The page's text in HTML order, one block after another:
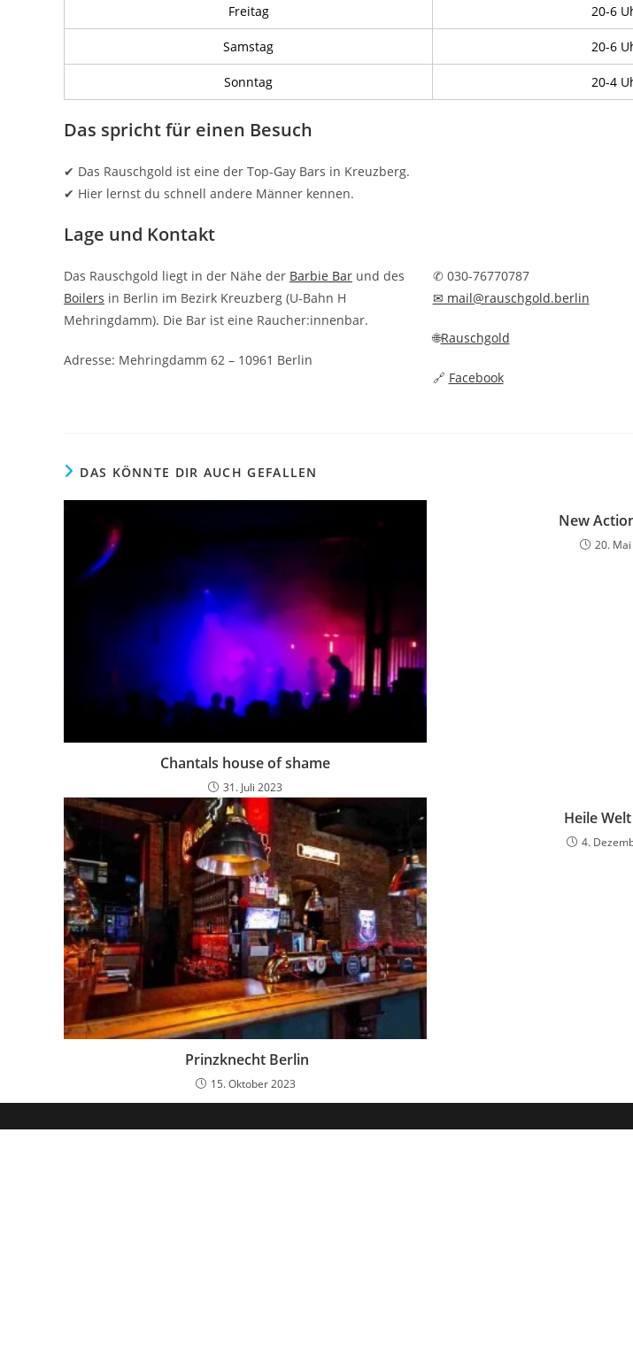
Freitag 20-6
Samstag 20-6
Sonntag 20-4
Das spricht für einen Besuch
✔ Das Rauschgold ist eine der Top-Gay Bars in Kreuzberg.
✔ Hier lernst du schnell andere Männer kennen.
Lage und Kontakt
Das Rauschgold liegt in der Nähe der Barbie Bar und des
Boilers in Berlin im Bezirk Kreuzberg (U-Bahn H
Mehringdamm). Die Bar ist eine Raucher:innenbar.
Adresse: Mehringdamm 62 – 10961 Berlin
✆ 030-76770787
✉ mail@rauschgold.berlin
🌐Rauschgold
🔗 Facebook
DAS KÖNNTE DIR AUCH GEFALLEN
Chantals house of shame
31. Juli 2023
New
20.
Prinzknecht Berlin
15. Oktober 2023
Heile
4.